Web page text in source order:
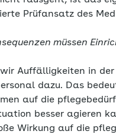
Prüfansatz des
müssen
Auffälligkeiten in
dazu. Das
auf die
besser agieren
Wirkung auf die